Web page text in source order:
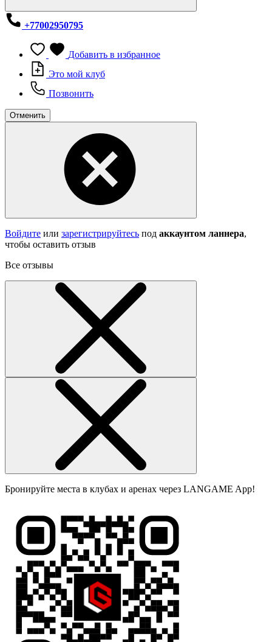
+77002950795
Добавить в избранное
Это мой клуб
Позвонить
Отменить
Войдите или зарегистрируйтесь под аккаунтом ланнера,
чтобы оставить отзыв
Все отзывы
Бронируйте места в клубах и аренах через LANGAME App!